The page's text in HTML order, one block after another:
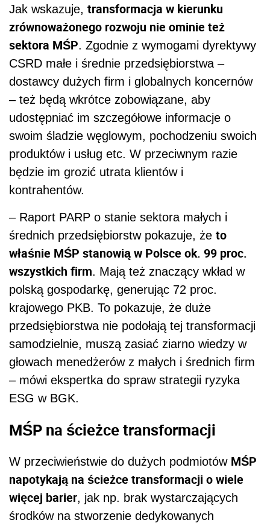
Jak wskazuje, transformacja w kierunku
zrównoważonego rozwoju nie ominie też
sektora MŚP. Zgodnie z wymogami dyrektywy
CSRD małe i średnie przedsiębiorstwa –
dostawcy dużych firm i globalnych koncernów
– też będą wkrótce zobowiązane, aby
udostępniać im szczegółowe informacje o
swoim śladzie węglowym, pochodzeniu swoich
produktów i usług etc. W przeciwnym razie
będzie im grozić utrata klientów i
kontrahentów.
– Raport PARP o stanie sektora małych i
średnich przedsiębiorstw pokazuje, że to
właśnie MŚP stanowią w Polsce ok. 99 proc.
wszystkich firm. Mają też znaczący wkład w
polską gospodarkę, generując 72 proc.
krajowego PKB. To pokazuje, że duże
przedsiębiorstwa nie podołają tej transformacji
samodzielnie, muszą zasiać ziarno wiedzy w
głowach menedżerów z małych i średnich firm
– mówi ekspertka do spraw strategii ryzyka
ESG w BGK.
MŚP na ścieżce transformacji
W przeciwieństwie do dużych podmiotów MŚP
napotykają na ścieżce transformacji o wiele
więcej barier, jak np. brak wystarczających
środków na stworzenie dedykowanych